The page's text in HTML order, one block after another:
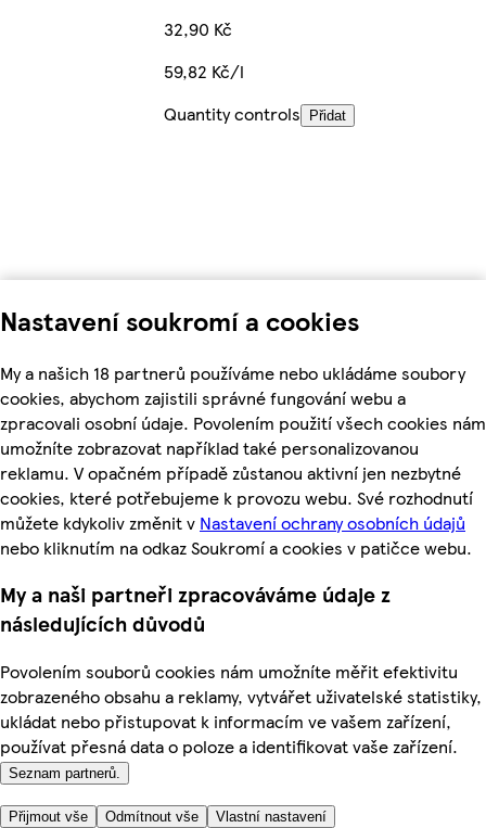
Nastavení soukromí a cookies
My a našich 18 partnerů používáme nebo ukládáme soubory
cookies, abychom zajistili správné fungování webu a
zpracovali osobní údaje. Povolením použití všech cookies nám
umožníte zobrazovat například také personalizovanou
reklamu. V opačném případě zůstanou aktivní jen nezbytné
cookies, které potřebujeme k provozu webu. Své rozhodnutí
můžete kdykoliv změnit v Nastavení ochrany osobních údajů
nebo kliknutím na odkaz Soukromí a cookies v patičce webu.
My a naši partneři zpracováváme údaje z
následujících důvodů
Povolením souborů cookies nám umožníte měřit efektivitu
zobrazeného obsahu a reklamy, vytvářet uživatelské statistiky,
ukládat nebo přistupovat k informacím ve vašem zařízení,
používat přesná data o poloze a identifikovat vaše zařízení.
Seznam partnerů.
Přijmout vše Odmítnout vše Vlastní nastavení
32,90 Kč
59,82 Kč/l
Quantity controls
Přidat